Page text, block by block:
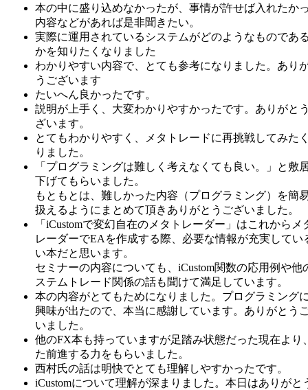
本の中に盛り込めなかったが、事情が許せば入れたか
内容などがあれば是非聞きたい。
実際に運用されているシステムがどのようなものであ
かを知りたくなりました
わかりやすい内容で、とても参考になりました。あり
うございます
たいへん良かったです。
説明が上手く、大変わかりやすかったです。ありがと
ざいます。
とてもわかりやすく、メタトレードに再挑戦してみた
りました。
「プログラミングは難しく考えなくても良い。」と敷
下げてもらいました。
もともとは、難しかった内容（プログラミング）を簡
扱えるようにまとめて頂きありがとうございました。
「iCustomで変幻自在のメタトレーダー」はこれからメ
レーダーでEAを作成する際、必要な情報が充実してい
い本だと思います。
セミナーの内容についても、iCustom関数の応用例や他
ステムトレード関係の話も聞けて満足しています。
本の内容がとてもためになりました。プログラミング
興味が出たので、本当に感謝しています。ありがとう
いました。
他のFX本も持っていますが足踏み状態だった現在より
た前進する力をもらいました。
西村氏の話は明快でとても理解しやすかったです。
iCustomについて理解が深まりました。本日はありがと